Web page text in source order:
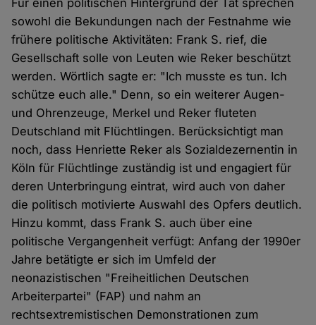
Für einen politischen Hintergrund der Tat sprechen
sowohl die Bekundungen nach der Festnahme wie
frühere politische Aktivitäten: Frank S. rief, die
Gesellschaft solle von Leuten wie Reker beschützt
werden. Wörtlich sagte er: "Ich musste es tun. Ich
schütze euch alle." Denn, so ein weiterer Augen-
und Ohrenzeuge, Merkel und Reker fluteten
Deutschland mit Flüchtlingen. Berücksichtigt man
noch, dass Henriette Reker als Sozialdezernentin in
Köln für Flüchtlinge zuständig ist und engagiert für
deren Unterbringung eintrat, wird auch von daher
die politisch motivierte Auswahl des Opfers deutlich.
Hinzu kommt, dass Frank S. auch über eine
politische Vergangenheit verfügt: Anfang der 1990er
Jahre betätigte er sich im Umfeld der
neonazistischen "Freiheitlichen Deutschen
Arbeiterpartei" (FAP) und nahm an
rechtsextremistischen Demonstrationen zum